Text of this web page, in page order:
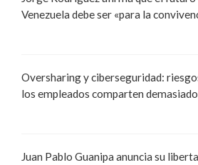
Venezuela debe ser «para la
Oversharing y ciberseguridad:
los empleados comparten
Juan Pablo Guanipa anuncia su